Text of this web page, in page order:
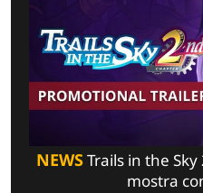
NEWSTrails in the
mostra